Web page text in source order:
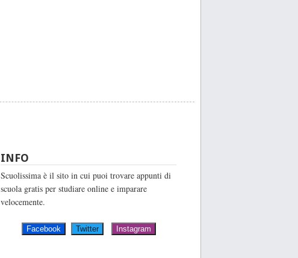
INFO
Scuolissima è il sito in cui puoi trovare appunti di
scuola gratis per studiare online e imparare
velocemente.